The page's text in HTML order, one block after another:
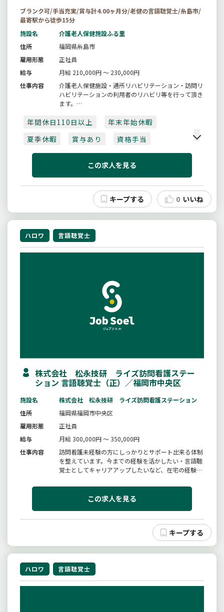
ブランク可/手当充実/賞与計4.00ヶ月分/老健の言語聴覚士/糸島市/
最寄駅から徒歩15分
施設名
介護老人保健施設ふる里
住所
福岡県糸島市
雇用形態
正社員
給与
月給 210,000円 ～ 230,000円
仕事内容
介護老人保健施設・通所リハビリテーション・訪問リ
ハビリテーションの利用者のリハビリ等を行って頂き
ます。
年間休日110日以上
年末年始休暇
夏季休暇
賞与あり
資格手当
手当充実
月収20万以上
日勤のみ
夜勤なし
未経験可
この求人を見る
0 いいね
ハロワ 言語聴覚士
株式会社 松永技研 ライズ訪問看護ステー
ション 言語聴覚士（正）／福岡市中央区
施設名
株式会社 松永技研 ライズ訪問看護ステーション
住所
福岡県福岡市中央区
雇用形態
正社員
給与
月給 300,000円 ～ 350,000円
仕事内容
訪問看護未経験の方にしっかりとサポート出来る体制
を整えています。今までの経験を活かしたい・言語聴
覚士としてキャリアアップしたいなど、在宅の経験を
と幅広い年齢層の職員が働いています。・理学療法
士・作業療法士・言語聴覚士在籍・タブレットを支給
この求人を見る
ハロワ 言語聴覚士